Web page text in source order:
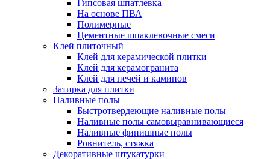
Гипсовая шпатлевка
На основе ПВА
Полимерные
Цементные шпаклевочные смеси
Клей плиточный
Клей для керамической плитки
Клей для керамогранита
Клей для печей и каминов
Затирка для плитки
Наливные полы
Быстротвердеющие наливные полы
Наливные полы самовыравнивающиеся
Наливные финишные полы
Ровнитель, стяжка
Декоративные штукатурки